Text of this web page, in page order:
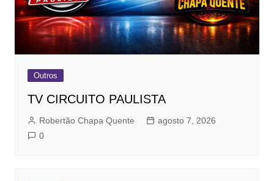
Outros
TV CIRCUITO PAULISTA
Robertão Chapa Quente
agosto 7, 2026
0